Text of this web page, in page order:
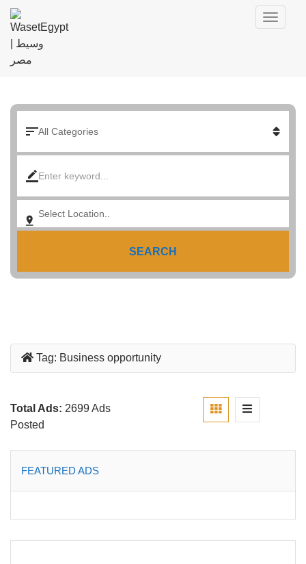
SEARCH
Tag: Business opportunity
Total Ads: 2699 Ads
Posted
FEATURED ADS